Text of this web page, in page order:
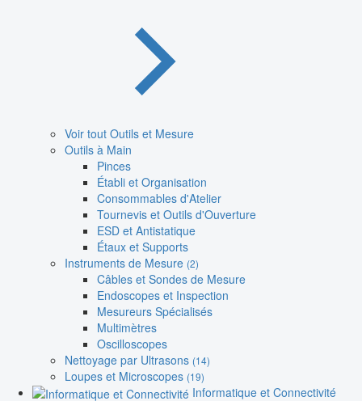
Voir tout Outils et Mesure
Outils à Main
Pinces
Établi et Organisation
Consommables d'Atelier
Tournevis et Outils d'Ouverture
ESD et Antistatique
Étaux et Supports
Instruments de Mesure (2)
Câbles et Sondes de Mesure
Endoscopes et Inspection
Mesureurs Spécialisés
Multimètres
Oscilloscopes
Nettoyage par Ultrasons (14)
Loupes et Microscopes (19)
Informatique et Connectivité